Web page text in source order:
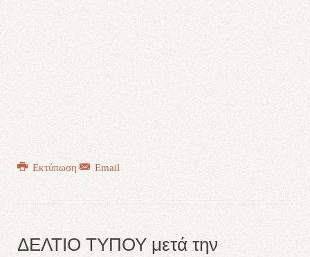
Εκτύπωση Email
ΔΕΛΤΙΟ ΤΥΠΟΥ μετά την